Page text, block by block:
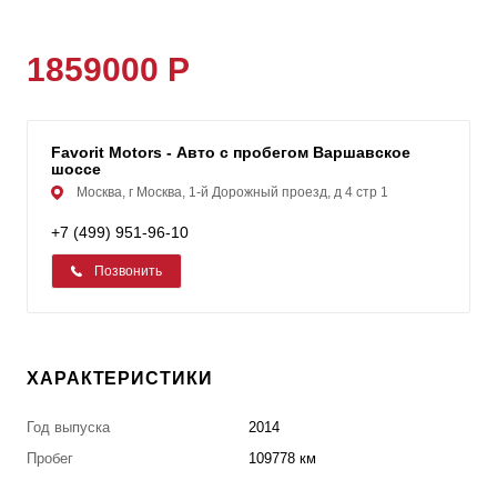
1859000 Р
Favorit Motors - Авто с пробегом Варшавское
шоссе
Москва, г Москва, 1-й Дорожный проезд, д 4 стр 1
+7 (499) 951-96-10
Позвонить
ХАРАКТЕРИСТИКИ
Год выпуска
2014
Пробег
109778 км